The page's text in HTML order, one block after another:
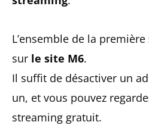
L’ensemble de la
sur le site M6.
Il suffit de désactiver un
un, et vous pouvez
streaming gratuit.